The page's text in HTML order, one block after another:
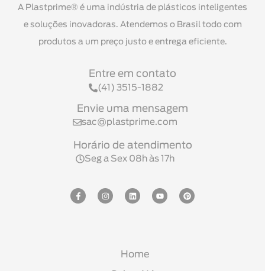
A Plastprime® é uma indústria de plásticos inteligentes
e soluções inovadoras. Atendemos o Brasil todo com
produtos a um preço justo e entrega eficiente.
Entre em contato
(41) 3515-1882
Envie uma mensagem
sac@plastprime.com
Horário de atendimento
Seg a Sex 08h às 17h
Home